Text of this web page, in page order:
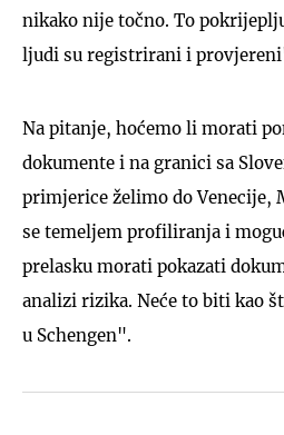
nikako nije točno. To
ljudi su registrirani i
Na pitanje, hoćemo li morati
dokumente i na granici sa
primjerice želimo do Venecije,
se temeljem profiliranja i
prelasku morati pokazati
analizi rizika. Neće to biti kao
u Schengen".